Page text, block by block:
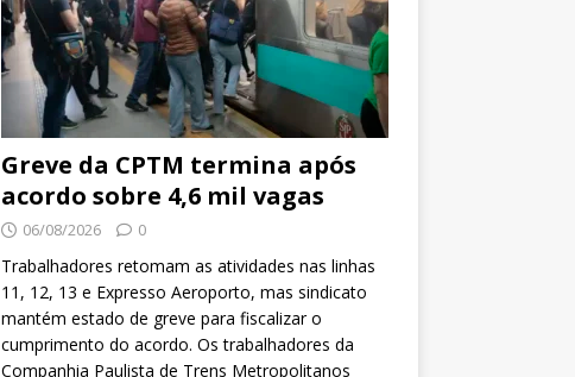
Greve da CPTM termina após
acordo sobre 4,6 mil vagas
06/08/2026 0
Trabalhadores retomam as atividades nas linhas
11, 12, 13 e Expresso Aeroporto, mas sindicato
mantém estado de greve para fiscalizar o
cumprimento do acordo. Os trabalhadores da
Companhia Paulista de Trens Metropolitanos